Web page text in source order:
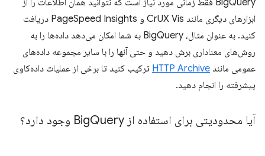
ابزارهای دیگری مانند CrUX Vis و PageSpeed ​​Insights دریافت
کنید. به عنوان مثال، BigQuery به شما امکان می‌دهد داده‌ها را به
روش‌های معناداری برش دهید و حتی آنها را با سایر مجموعه داده‌های
عمومی مانند HTTP Archive ترکیب کنید تا برخی از عملیات داده‌کاوی
پیشرفته را انجام دهید.
آیا محدودیتی برای استفاده از Big Query وجود دارد؟